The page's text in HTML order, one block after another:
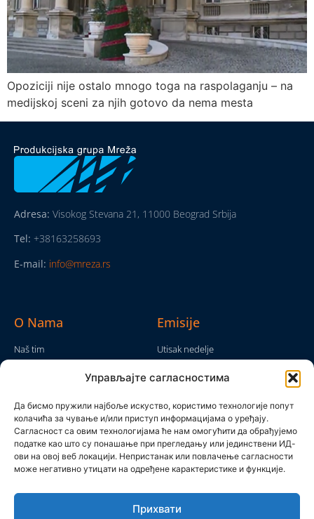
Управљајте сагласностима
Да бисмо пружили најбоље искуство, користимо технологије попут
колачића за чување и/или приступ информацијама о уређају.
Сагласност са овим технологијама ће нам омогућити да обрађујемо
податке као што су понашање при прегледању или јединствени ИД-
ови на овој веб локацији. Непристанак или повлачење сагласности
може негативно утицати на одређене карактеристике и функције.
Прихвати
Opoziciji nije ostalo mnogo toga na raspolaganju – na
medijskoj sceni za njih gotovo da nema mesta
Adresa: Visokog Stevana 21, 11000 Beograd Srbija
Tel: +38163258693
E-mail: info@mreza.rs
O Nama
Naš tim
Politika privatnosti
Kontakt
Emisije
Utisak nedelje
Moram da kažem
Brojke i bajke
Ostale emisije
Pronađite nas